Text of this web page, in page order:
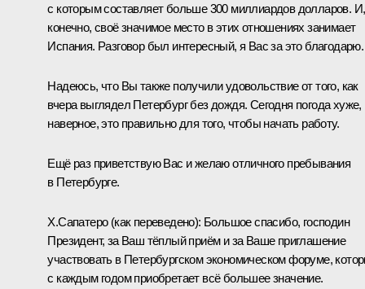
с которым составляет больше 300 миллиардов долларов. И,
конечно, своё значимое место в этих отношениях занимает
Испания. Разговор был интересный, я Вас за это благодарю.
Надеюсь, что Вы также получили удовольствие от того, как
вчера выглядел Петербург без дождя. Сегодня погода хуже,
наверное, это правильно для того, чтобы начать работу.
Ещё раз приветствую Вас и желаю отличного пребывания
в Петербурге.
Х.Сапатеро (как переведено): Большое спасибо, господин
Президент, за Ваш тёплый приём и за Ваше приглашение
участвовать в Петербургском экономическом форуме,
с каждым годом приобретает всё большее значение.